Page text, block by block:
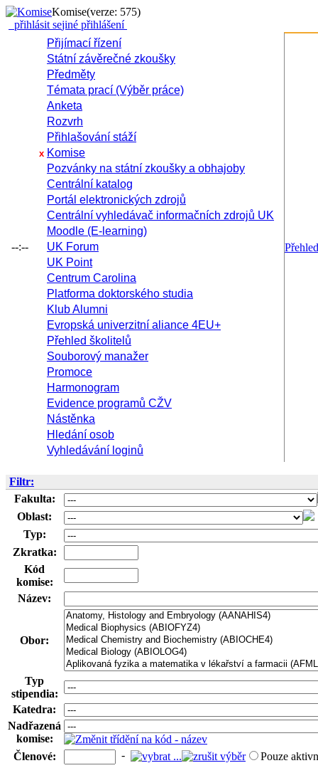
Komise(verze: 575)
přihlásit sejiné přihlášení
--:--
Přijímací řízení
Státní závěrečné zkoušky
Předměty
Témata prací (Výběr práce)
Anketa
Rozvrh
Přihlašování stáží
x Komise
Pozvánky na státní zkoušky a obhajoby
Centrální katalog
Portál elektronických zdrojů
Centrální vyhledávač informačních zdrojů UK
Moodle (E-learning)
UK Forum
UK Point
Centrum Carolina
Platforma doktorského studia
Klub Alumni
Evropská univerzitní aliance 4EU+
Přehled školitelů
Souborový manažer
Promoce
Harmonogram
Evidence programů CŽV
Nástěnka
Hledání osob
Vyhledávání loginů
Přehled
Filtr:
Fakulta:
Oblast:
Typ:
Zkratka:
Kód
komise:
Název:
Obor:
Typ
stipendia:
Katedra:
Nadřazená
komise:
Členové:
-
Pouze